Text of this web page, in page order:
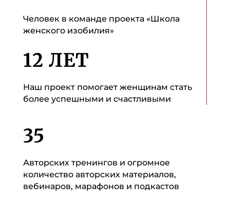
Человек в команде проекта «Школа
женского изобилия»
12 ЛЕТ
Наш проект помогает женщинам стать
более успешными и счастливыми
35
Авторских тренингов и огромное
количество авторских материалов,
вебинаров, марафонов и подкастов